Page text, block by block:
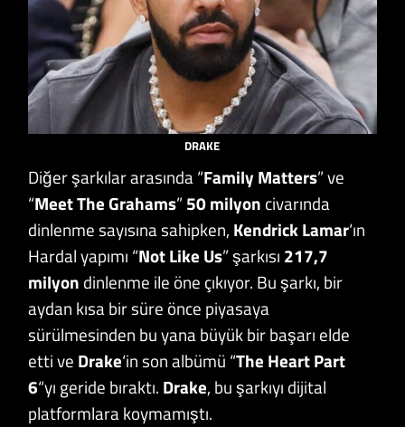
DRAKE
Diğer şarkılar arasında “Family Matters” ve
“MeetThe Grahams”50milyon civarında
dinlenme sayısına sahipken, Kendrick Lamar‘ın
Hardal yapımı “Not Like Us” şarkısı 217,7
milyon dinlenme ile öne çıkıyor. Bu şarkı, bir
aydan kısa bir süre önce piyasaya
sürülmesinden bu yana büyük bir başarı elde
etti ve Drake‘in son albümü “The Heart Part
6“yı geride bıraktı. Drake, bu şarkıyı dijital
platformlara koymamıştı.